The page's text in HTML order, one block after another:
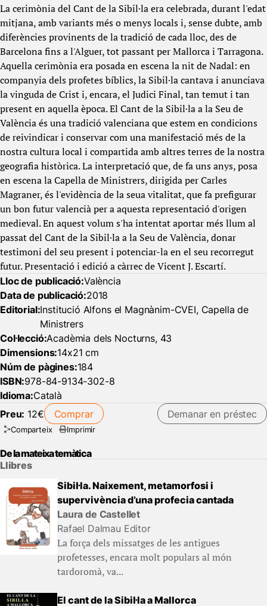
La cerimònia del Cant de la Sibil·la era celebrada, durant l'edat
mitjana, amb variants més o menys locals i, sense dubte, amb
diferències provinents de la tradició de cada lloc, des de
Barcelona fins a l'Alguer, tot passant per Mallorca i Tarragona.
Aquella cerimònia era posada en escena la nit de Nadal: en
companyia dels profetes bíblics, la Sibil·la cantava i anunciava
la vinguda de Crist i, encara, el Judici Final, tan temut i tan
present en aquella època. El Cant de la Sibil·la a la Seu de
València és una tradició valenciana que estem en condicions
de reivindicar i conservar com una manifestació més de la
nostra cultura local i compartida amb altres terres de la nostra
geografia històrica. La interpretació que, de fa uns anys, posa
en escena la Capella de Ministrers, dirigida per Carles
Magraner, és l'evidència de la seua vitalitat, que fa prefigurar
un bon futur valencià per a aquesta representació d'origen
medieval. En aquest volum s'ha intentat aportar més llum al
passat del Cant de la Sibil·la a la Seu de València, donar
testimoni del seu present i potenciar-la en el seu recorregut
futur. Presentació i edició a càrrec de Vicent J. Escartí.
Lloc de publicació:València
Data de publicació:2018
Editorial:Institució Alfons el Magnànim-CVEI, Capella de
Ministrers
Col·lecció:Acadèmia dels Nocturns, 43
Dimensions:14x21 cm
Núm de pàgines:184
ISBN:978-84-9134-302-8
Idioma:Català
Preu: 12€ Comprar Demanar en préstec
Comparteix Imprimir
De la mateixa temàtica
Llibres
Sibil·la. Naixement, metamorfosi i
supervivència d’una profecia cantada
Laura de Castellet
Rafael Dalmau Editor
La força dels missatges de les antigues
profetesses, encara molt populars al món
tardoromà, va...
El cant de la Sibil·la a Mallorca